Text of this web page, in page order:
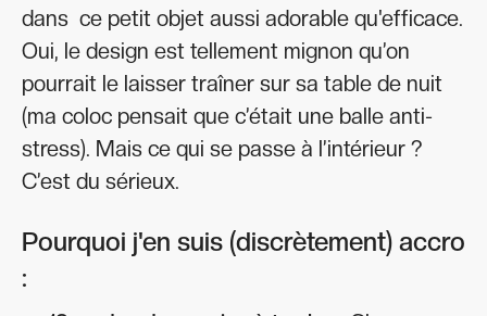
dans ce petit objet aussi adorable qu'efficace.
Oui, le design est tellement mignon qu’on
pourrait le laisser traîner sur sa table de nuit
(ma coloc pensait que c’était une balle anti-
stress). Mais ce qui se passe à l’intérieur ?
C’est du sérieux.
Pourquoi j'en suis (discrètement) accro
: